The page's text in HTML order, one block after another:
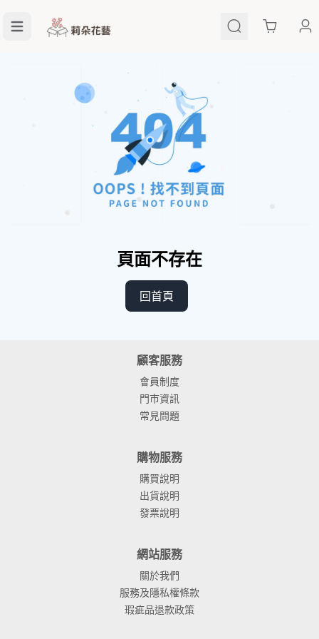
Cart
頁面不存在
回首頁
顧客服務
會員制度
門市資訊
常見問題
購物服務
購買說明
出貨說明
發票說明
網站服務
關於我們
服務及隱私權條款
瑕疵品退款政策